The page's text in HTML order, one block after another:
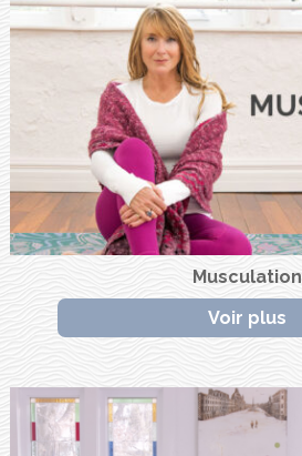
Musculation
Voir plus